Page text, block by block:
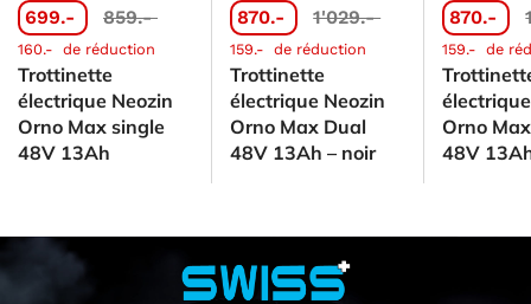
699.- 859.-
160.- de réduction
Trottinette
électrique Neozin
Orno Max single
48V 13Ah
870.- 1'029.-
159.- de réduction
Trottinette
électrique Neozin
Orno Max Dual
48V 13Ah – noir
870.-
159.- de
Orno
48V